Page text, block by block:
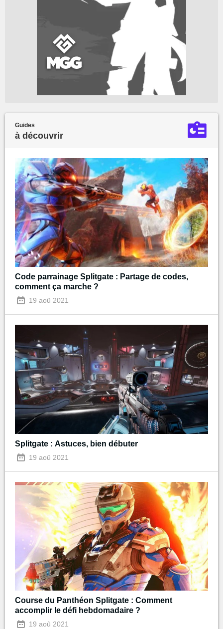
Guides
à découvrir
Code parrainage Splitgate : Partage de codes,
comment ça marche ?
19 aoû 2021
Splitgate : Astuces, bien débuter
19 aoû 2021
Course du Panthéon Splitgate : Comment
accomplir le défi hebdomadaire ?
19 aoû 2021